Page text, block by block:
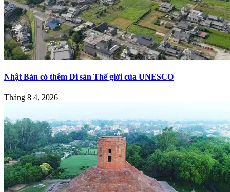
Nhật Bản có thêm Di sản Thế giới của UNESCO
Tháng 8 4, 2026